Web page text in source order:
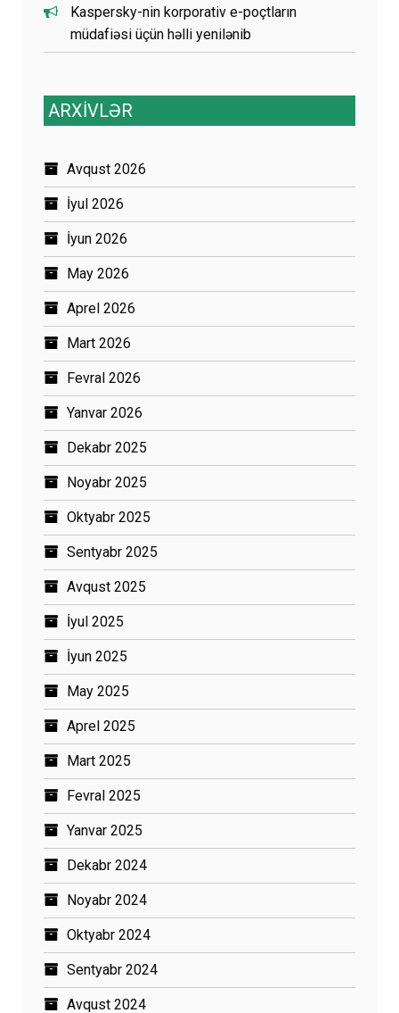
Kaspersky-nin korporativ e-poçtların
müdafiəsi üçün həlli yenilənib
ARXİVLƏR
Avqust 2026
İyul 2026
İyun 2026
May 2026
Aprel 2026
Mart 2026
Fevral 2026
Yanvar 2026
Dekabr 2025
Noyabr 2025
Oktyabr 2025
Sentyabr 2025
Avqust 2025
İyul 2025
İyun 2025
May 2025
Aprel 2025
Mart 2025
Fevral 2025
Yanvar 2025
Dekabr 2024
Noyabr 2024
Oktyabr 2024
Sentyabr 2024
Avqust 2024